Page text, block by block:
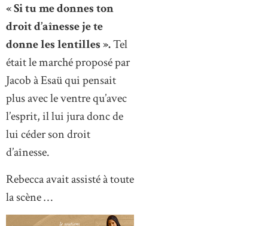
« Si tu me donnes ton
droit d’aînesse je te
donne les lentilles ».Tel
était le marché proposé par
Jacob à Esaü qui pensait
plus avec le ventre qu’avec
l’esprit, il lui jura donc de
lui céder son droit
d’aînesse.
Rebecca avait assisté à toute
la scène …